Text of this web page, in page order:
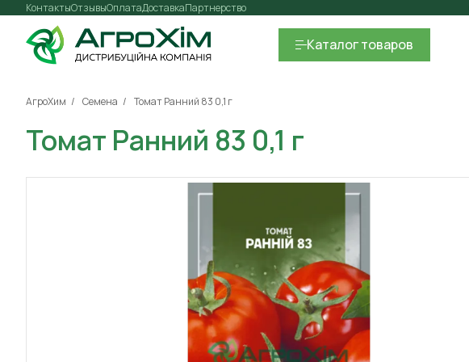
Контакты Оплата
Отзывы ДоставкаПартнерство
Каталогтоваров
АгроХим Семена Томат Ранний 83 0,1 г
Томат Ранний 83 0,1 г